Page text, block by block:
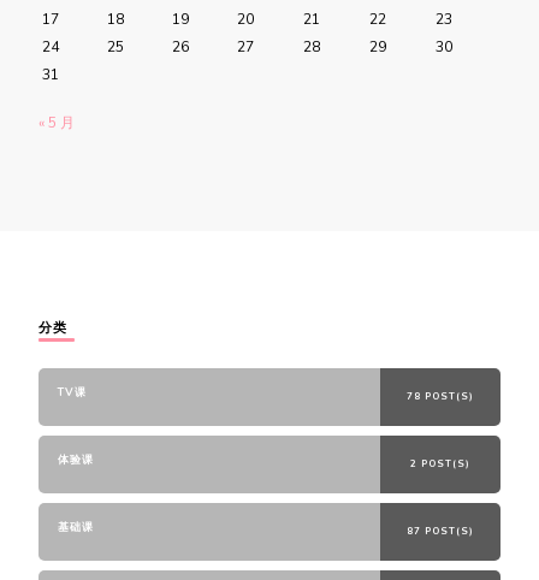
17
18 19 20 21 22
23
24
25 26 27 28 29
30
31
« 5 月
分类
TV课 78 POST(S)
体验课 2 POST(S)
基础课 87 POST(S)